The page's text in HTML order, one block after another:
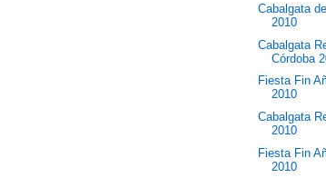
Cabalgata
2010
Cabalgata
Córdoba
Fiesta Fin
2010
Cabalgata
2010
Fiesta Fin
2010